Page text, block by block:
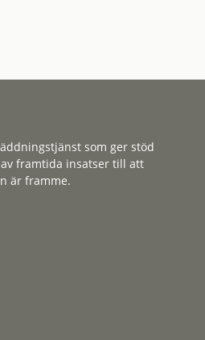
som ger stöd
framtida insatser till att
är framme.